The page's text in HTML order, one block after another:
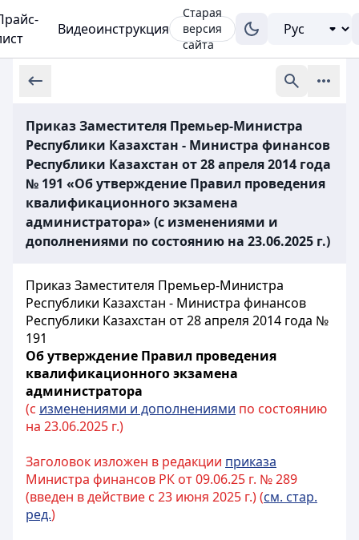
Видеоинструкция
Старая
версия
сайта
Приказ Заместителя Премьер-Министра
Республики Казахстан - Министра финансов
Республики Казахстан от 28 апреля 2014 года
№ 191 «Об утверждение Правил проведения
квалификационного экзамена
администратора» (с изменениями и
дополнениями по состоянию на 23.06.2025 г.)
Приказ Заместителя Премьер-Министра
Республики Казахстан - Министра финансов
Республики Казахстан от 28 апреля 2014 года №
191
Об утверждение Правил проведения
квалификационного экзамена
администратора
(с изменениями и дополнениями по состоянию
на 23.06.2025 г.)
Заголовок изложен в редакции приказа
Министра финансов РК от 09.06.25 г. № 289
(введен в действие с 23 июня 2025 г.) (см. стар.
ред.)